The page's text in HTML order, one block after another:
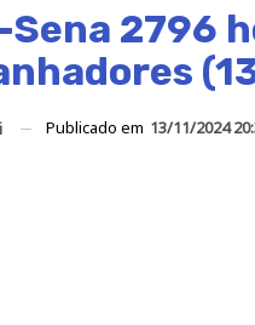
Sena 2796
Publicado em 13/11/2024